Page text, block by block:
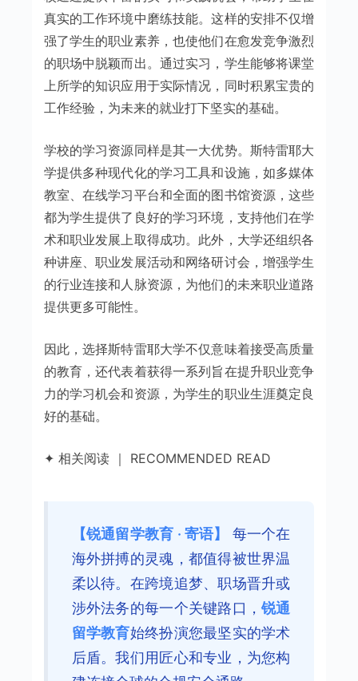
真实的工作环境中磨练技能。这样的安排不仅增
强了学生的职业素养，也使他们在愈发竞争激烈
的职场中脱颖而出。通过实习，学生能够将课堂
上所学的知识应用于实际情况，同时积累宝贵的
工作经验，为未来的就业打下坚实的基础。
学校的学习资源同样是其一大优势。斯特雷耶大
学提供多种现代化的学习工具和设施，如多媒体
教室、在线学习平台和全面的图书馆资源，这些
都为学生提供了良好的学习环境，支持他们在学
术和职业发展上取得成功。此外，大学还组织各
种讲座、职业发展活动和网络研讨会，增强学生
的行业连接和人脉资源，为他们的未来职业道路
提供更多可能性。
因此，选择斯特雷耶大学不仅意味着接受高质量
的教育，还代表着获得一系列旨在提升职业竞争
力的学习机会和资源，为学生的职业生涯奠定良
好的基础。
✦ 相关阅读 ｜ RECOMMENDED READ
【锐通留学教育 · 寄语】
每一个在
海外拼搏的灵魂，都值得被世界温
柔以待。在跨境追梦、职场晋升或
涉外法务的每一个关键路口，锐通
留学教育始终扮演您最坚实的学术
后盾。我们用匠心和专业，为您构